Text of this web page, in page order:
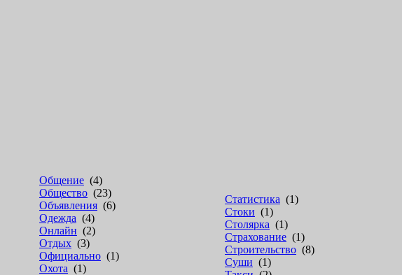
Общение (4)
Общество (23)
Объявления (6)
Одежда (4)
Онлайн (2)
Отдых (3)
Официально (1)
Охота (1)
Статистика (1)
Стоки (1)
Столярка (1)
Страхование (1)
Строительство (8)
Суши (1)